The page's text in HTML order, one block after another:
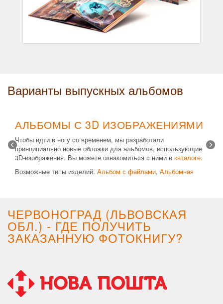
Варианты выпускных альбомов
АЛЬБОМЫ С 3D ИЗОБРАЖЕНИЯМИ
Чтобы идти в ногу со временем, мы разработали
принципиально новые обложки для альбомов, использующие
3D-изображения. Вы можете ознакомиться с ними в каталоге.
Возможные типы изделий: Альбом с файлами, Альбомная
ЧЕРВОНОГРАД (ЛЬВОВСКАЯ
ОБЛ.) - ГДЕ ПОЛУЧИТЬ
ЗАКАЗАННУЮ ФОТОКНИГУ?